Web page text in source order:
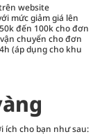
website
mức giảm giá lên
đến 100k cho đơn
chuyển cho đơn
(áp dụng cho khu
ích cho bạn như sau: